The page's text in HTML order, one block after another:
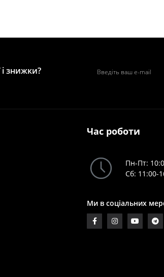
знижки?
Час роботи
Пн-Пт:
Сб: 11:00-
Ми в соціальних